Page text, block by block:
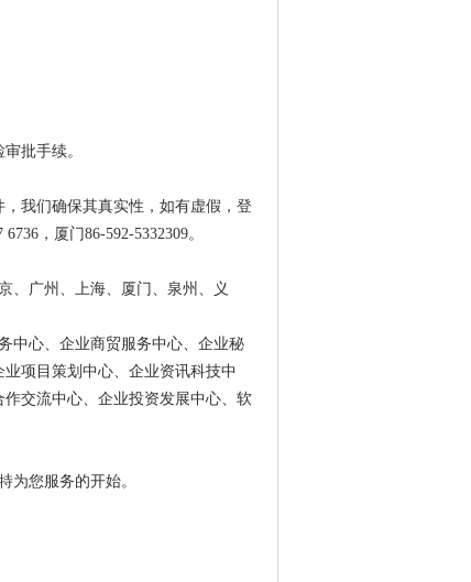
批手续。
我们确保其真实性，如有虚假，登
，厦门86-592-5332309。
、广州、上海、厦门、泉州、义
中心、企业商贸服务中心、企业秘
项目策划中心、企业资讯科技中
交流中心、企业投资发展中心、软
为您服务的开始。